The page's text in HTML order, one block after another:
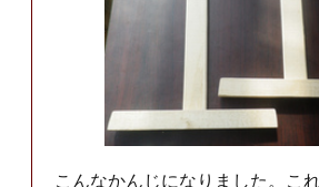
こんなかんじになりました。こ